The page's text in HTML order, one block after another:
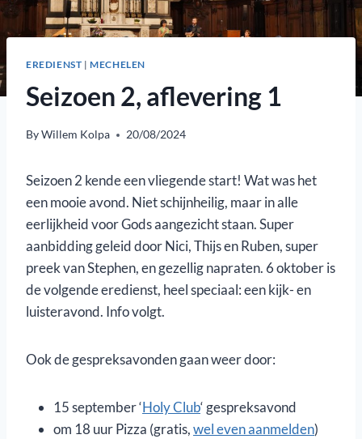
EREDIENST |MECHELEN
Seizoen 2, aflevering 1
ByWillem Kolpa 20/08/2024
Seizoen 2 kende een vliegende start! Wat was het
een mooie avond. Niet schijnheilig, maar in alle
eerlijkheid voor Gods aangezicht staan. Super
aanbidding geleid door Nici, Thijs en Ruben, super
preek van Stephen, en gezellig napraten. 6 oktober is
de volgende eredienst, heel speciaal: een kijk- en
luisteravond. Info volgt.
Ook de gespreksavonden gaan weer door:
15 september ‘Holy Club‘ gespreksavond
om 18 uur Pizza (gratis,wel even aanmelden)